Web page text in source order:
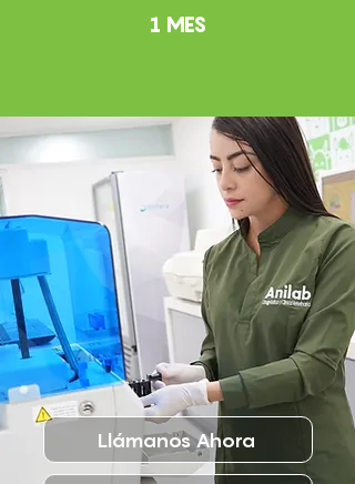
1 MES
Llámanos Ahora